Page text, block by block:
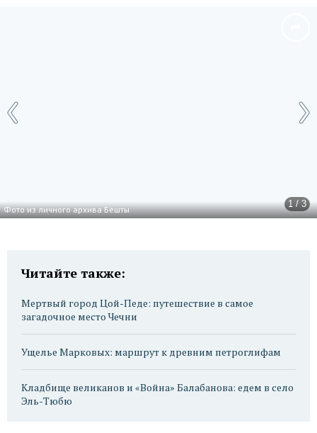
1 / 3
Фото из личного архива Бешты
Читайте также:
Мертвый город Цой-Педе: путешествие в самое
загадочное место Чечни
Ущелье Марковых: маршрут к древним петроглифам
Кладбище великанов и «Война» Балабанова: едем в село
Эль-Тюбю